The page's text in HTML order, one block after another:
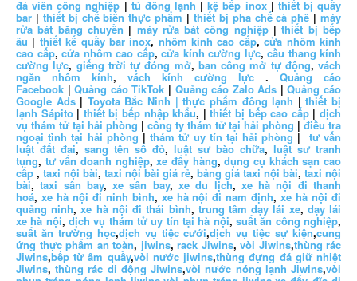
đá viên công nghiệp | tủ đông lạnh |kệ bếp inox| thiết bị quầy
bar | thiết bị chế biến thực phẩm | thiết bị pha chế cà phê| máy
rửa bát băng chuyền | máy rửa bát công nghiệp|thiết bị bếp
âu | thiết kế quầy bar inox, nhôm kính cao cấp,cửa nhôm kính
cao cấp, cửa nhôm cao cấp, cửa kính cường lực, cầu thang kính
cường lực, giếng trời tự đóng mở, ban công mở tự động, vách
ngăn nhôm kính, vách kính cường lực .Quảng cáo
Facebook |Quảng cáo TikTok | Quảng cáo Zalo Ads |Quảng cáo
Google Ads| Toyota Bắc Ninh | thực phẩm đông lạnh |thiết bị
lạnh Sápito |thiết bị bếp nhập khẩu, |thiết bị bếp cao cấp|dịch
vụ thám tử tại hải phòng | công ty thám tử tại hải phòng |điều tra
ngoại tình tại hải phòng |thám tử uy tín tại hải phòng | tư vấn
luật đất đai, sang tên sổ đỏ, luật sư bào chữa, luật sư tranh
tụng, tư vấn doanh nghiệp,xe đẩy hàng,dụng cụ khách sạn cao
cấp, taxi nội bài, taxi nội bài giá rẻ, bảng giá taxi nội bài, taxi nội
bài,taxi sân bay,xe sân bay,xe du lịch, xe hà nội đi thanh
hoá, xe hà nội đi ninh bình, xe hà nội đi nam định,xe hà nội đi
quảng ninh,xe hà nội đi thái bình, trung tâm dạy lái xe, dạy lái
xe hà nội,dịch vụ thám tử uy tín tại hà nội,suất ăn công nghiệp,
suất ăn trường học,dịch vụ tiệc cưới,dịch vụ tiệc sự kiện,cung
ứng thực phẩm an toàn, jiwins, rack Jiwins, vòi Jiwins,thùng rác
Jiwins,bếp từ âm quầy,vòi nước jiwins,thùng đựng đá giữ nhiệt
Jiwins,thùng rác di động Jiwins,vòi nước nóng lạnh Jiwins,vòi